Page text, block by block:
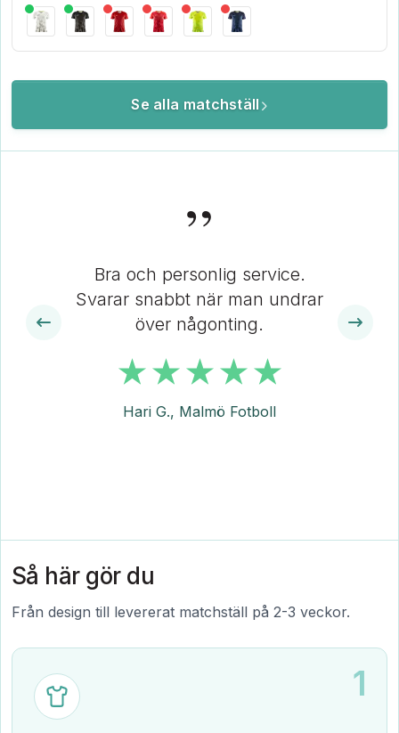
Se alla matchställ
”
Bra och personlig service.
Svarar snabbt när man undrar
över någonting.
Hari G., Malmö Fotboll
Så här gör du
Från design till levererat matchställ på 2-3 veckor.
1